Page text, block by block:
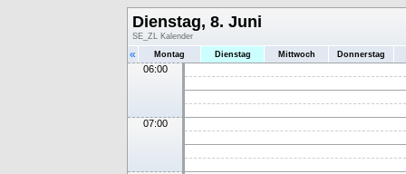
Dienstag, 8. Juni
SE_ZL Kalender
« Montag Dienstag Mittwoch Donnerstag
06:00
07:00